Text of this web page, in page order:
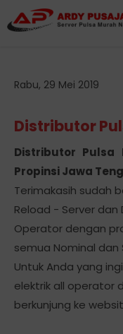
Rabu, 29 Mei 2019
Distributor
Distributor Pulsa
Propinsi Jawa
Terimakasih sudah
Reload - Server dan
Operator dengan
semua Nominal dan
Untuk Anda yang
elektrik all operator
berkunjung ke